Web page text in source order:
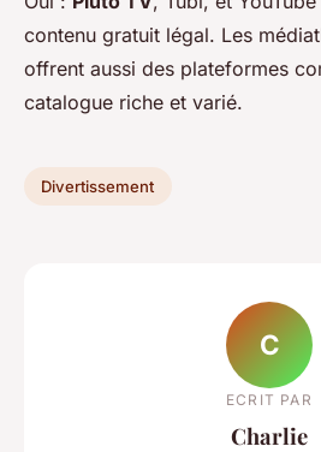
contenu gratuit légal. Les
offrent aussi des plateformes
catalogue riche et varié.
Divertissement
C
ECRIT PAR
Charlie